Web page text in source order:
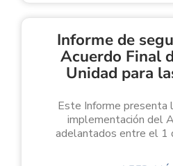
Informe de
Acuerdo Final
Unidad para
Este Informe presenta
implementación del
adelantados entre el 1